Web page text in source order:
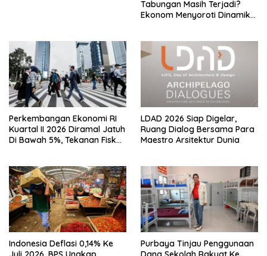
Tabungan Masih Terjadi?
Ekonom Menyoroti Dinamika
Perkembangan Ekonomi RI
Kuartal II 2026 Diramal Jatuh
Di Bawah 5%, Tekanan Fiskal
LDAD 2026 Siap Digelar,
Ruang Dialog Bersama Para
Maestro Arsitektur Dunia
Indonesia Deflasi 0,14% Ke
Purbaya Tinjau Penggunaan